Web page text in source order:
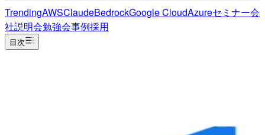
TrendingAWSClaudeBedrockGoogle CloudAzureセミナー会
社説明会勉強会事例採用
目次